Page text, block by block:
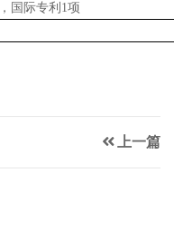
国际专利 1项
上一篇